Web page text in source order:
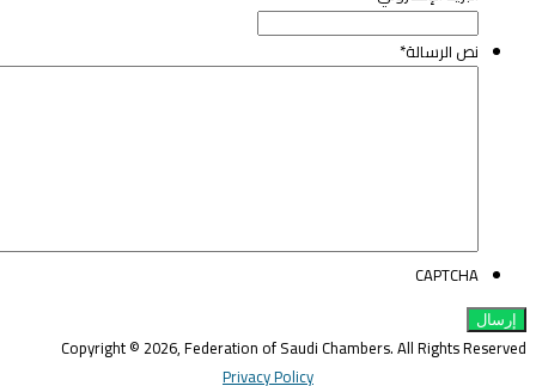
نص الرسالة*
CAPTCHA
Copyright © 2026, Federation of Saudi Chambers. All Rights
Privacy Policy